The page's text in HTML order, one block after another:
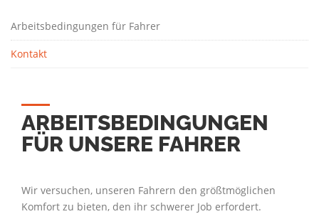
Arbeitsbedingungen für Fahrer
Kontakt
ARBEITSBEDINGUNGEN
FÜR UNSERE FAHRER
Wir versuchen, unseren Fahrern den größtmöglichen
Komfort zu bieten, den ihr schwerer Job erfordert.